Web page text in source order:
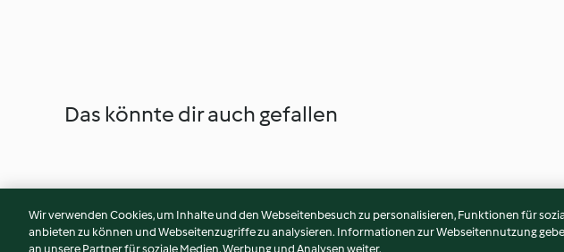
Das könnte dir auch gefallen
Wir verwenden Cookies, um Inhalte und den Webseitenbesuch zu personalisieren, Funktionen für
anbieten zu können und Webseitenzugriffe zu analysieren. Informationen zur Webseitennutzung
an unsere Partner für soziale Medien, Werbung und Analysen weiter.